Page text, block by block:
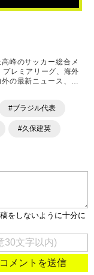
峰のサッカー総合メ
レミアリーグ、海外
の最新ニュース、コ
」「TikTok」など、
#ブラジル代表
#久保建英